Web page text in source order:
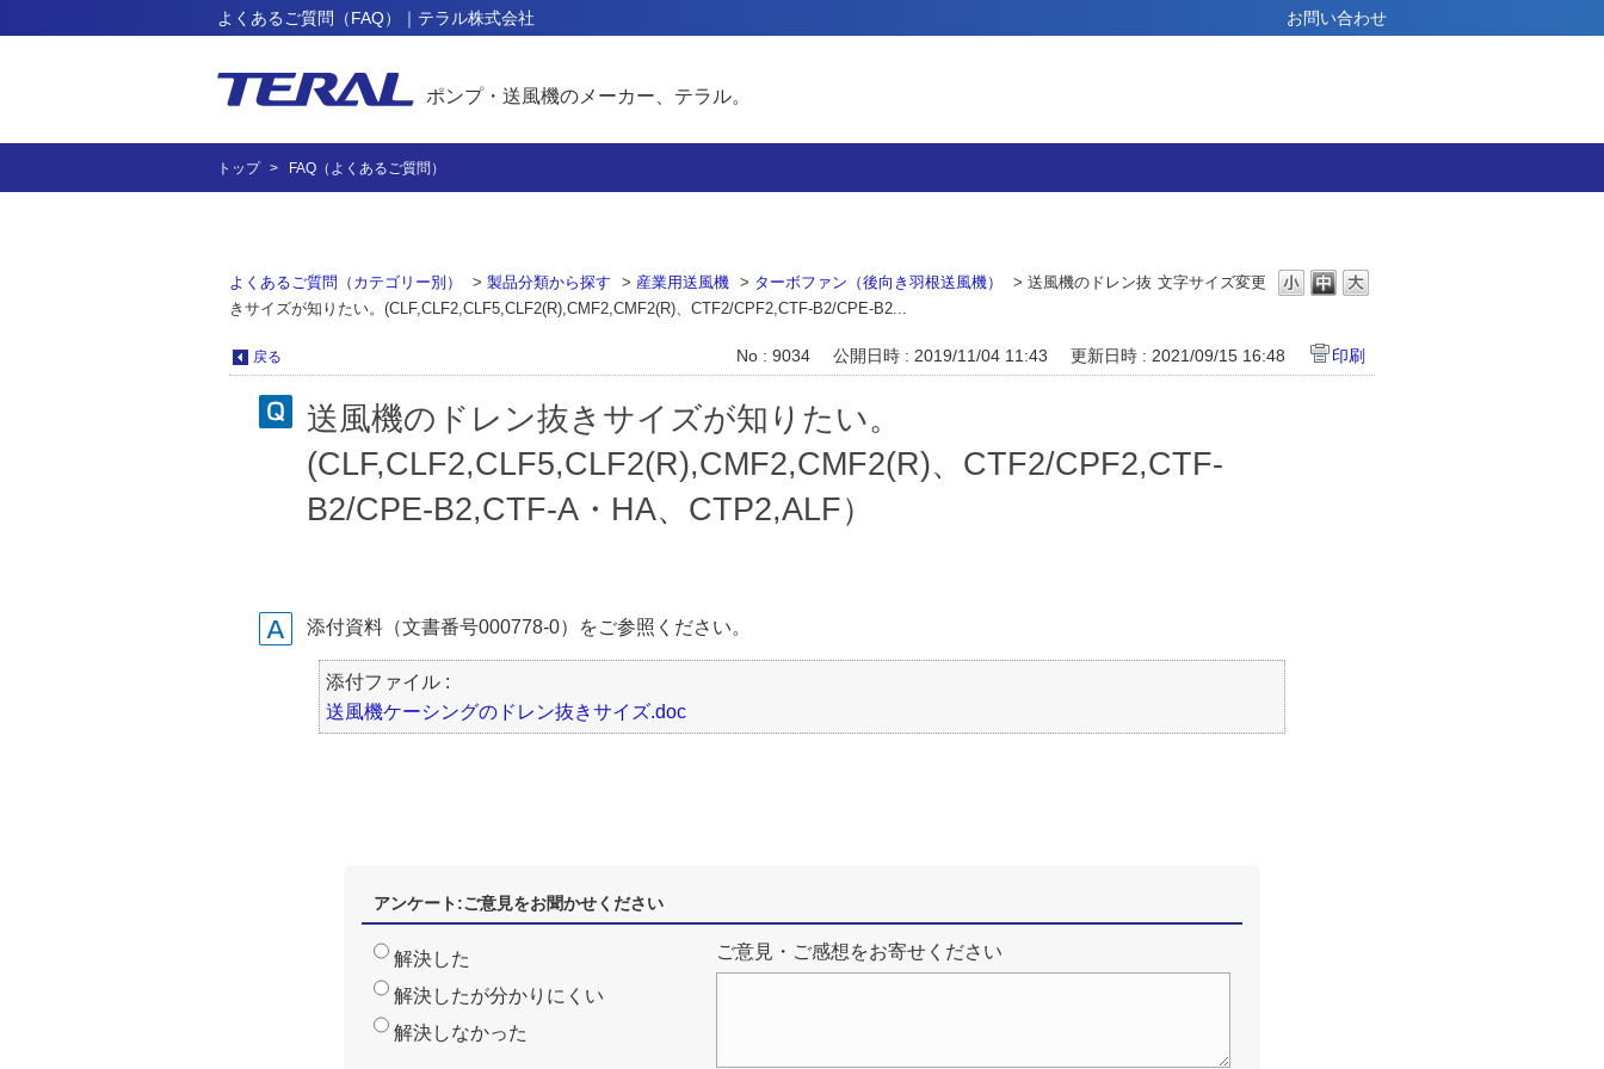
よくあるご質問（FAQ）｜テラル株式会社 お問い合わせ
ポンプ・送風機のメーカー、テラル。
トップ FAQ（よくあるご質問）
文字サイズ変更
よくあるご質問（カテゴリー別） > 製品分類から探す > 産業用送風機 > ターボファン（後向き羽根送風機） > 送風機のドレン抜
きサイズが知りたい。(CLF,CLF2,CLF5,CLF2(R),CMF2,CMF2(R)、CTF2/CPF2,CTF-B2/CPE-B2...
戻る No : 9034 公開日時 : 2019/11/04 11:43 更新日時 : 2021/09/15 16:48 印刷
送風機のドレン抜きサイズが知りたい。
(CLF,CLF2,CLF5,CLF2(R),CMF2,CMF2(R)、CTF2/CPF2,CTF-
B2/CPE-B2,CTF-A・HA、CTP2,ALF）
添付資料（文書番号000778-0）をご参照ください。
添付ファイル :
送風機ケーシングのドレン抜きサイズ.doc
アンケート:ご意見をお聞かせください
解決した
解決したが分かりにくい
解決しなかった
ご意見・ご感想をお寄せください